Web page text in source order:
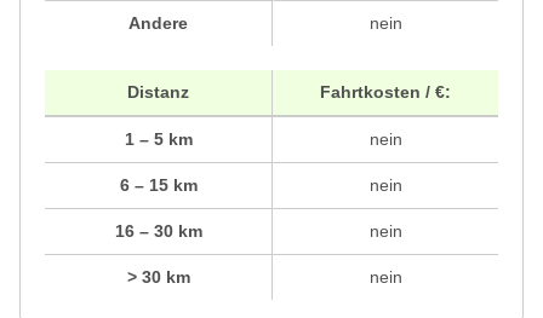
Andere nein
Distanz
1 – 5 km
6 – 15 km
16 – 30 km
> 30 km
Fahrtkosten / €:
nein
nein
nein
nein